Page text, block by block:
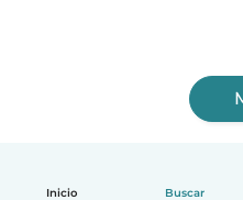
Inicio Buscar